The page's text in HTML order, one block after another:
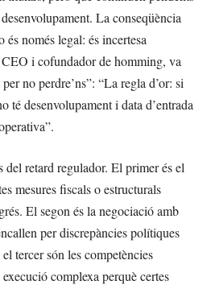
La conseqüència
només legal: és incertesa
i cofundador de homming, va
no perdre’ns”: “La regla d’or: si
té desenvolupament i data d’entrada
retard regulador. El primer és el
mesures fiscals o estructurals
El segon és la negociació amb
per discrepàncies polítiques
tercer són les competències
complexa perquè certes